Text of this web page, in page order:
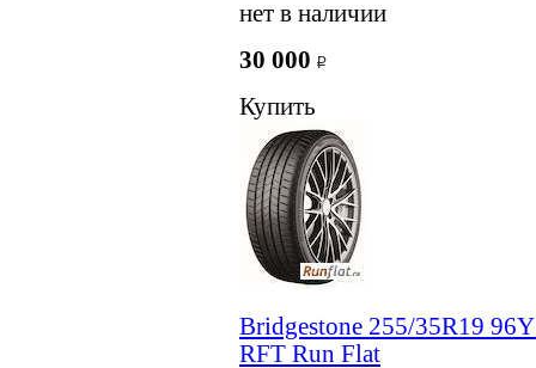
нет в наличии
30 000
Купить
Bridgestone 255/35R19
RFT Run Flat